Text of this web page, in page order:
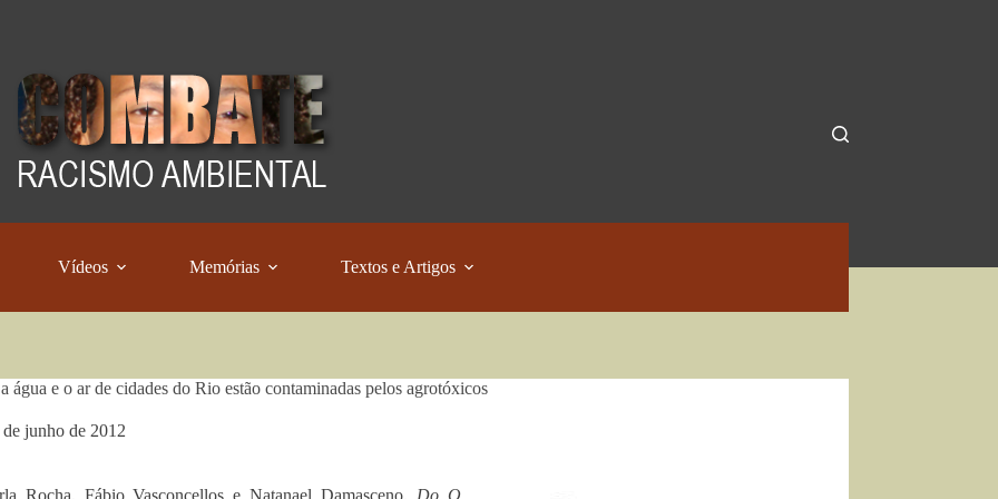
Vídeos Memórias Textos e Artigos
água e o ar de cidades do Rio estão contaminadas pelos agrotóxicos
de junho de 2012
Rocha, Fábio Vasconcellos e Natanael Damasceno, Do O